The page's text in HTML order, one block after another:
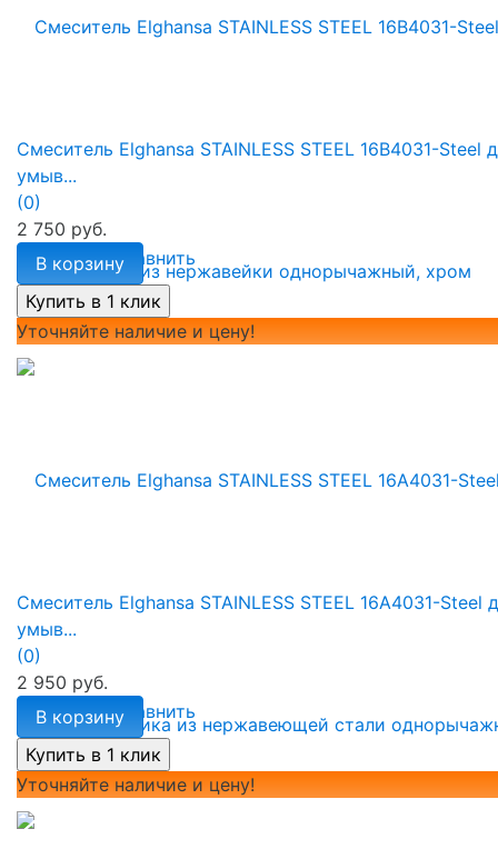
избранное сравнить
Смеситель Elghansa STAINLESS STEEL 16B4031-Steel
умыв...
(0)
2 750 руб.
В корзину
Уточняйте наличие и цену!
избранное сравнить
Смеситель Elghansa STAINLESS STEEL 16A4031-Steel
умыв...
(0)
2 950 руб.
В корзину
Уточняйте наличие и цену!